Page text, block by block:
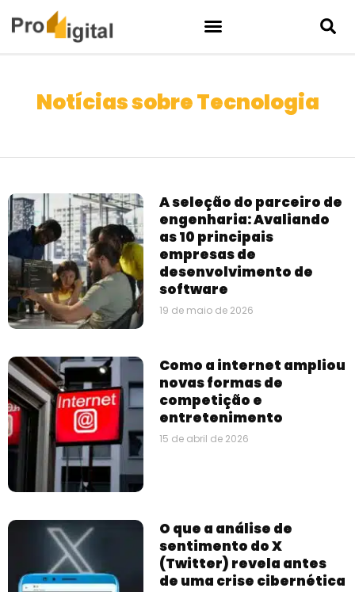
Notícias sobre Tecnologia
A seleção do parceiro de
engenharia: Avaliando
as 10 principais
empresas de
desenvolvimento de
software
19 de maio de 2026
Como a internet ampliou
novas formas de
competição e
entretenimento
15 de abril de 2026
O que a análise de
sentimento do X
(Twitter) revela antes
de uma crise cibernética